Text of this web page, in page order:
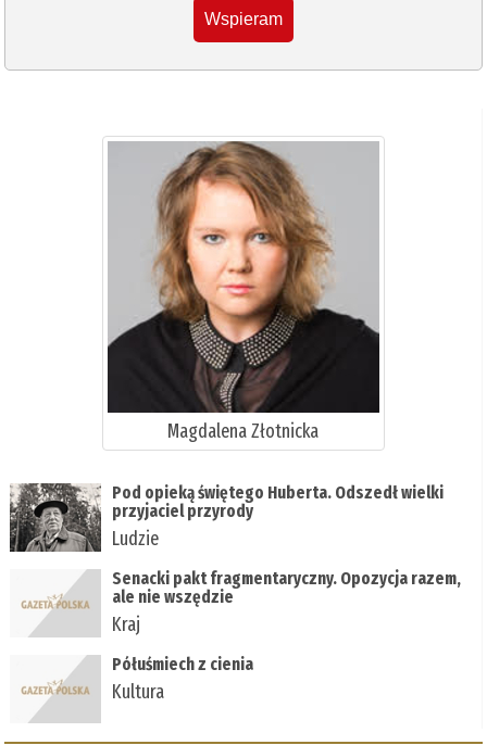
Wspieram
Magdalena Złotnicka
Pod opieką świętego Huberta. Odszedł wielki
przyjaciel przyrody
Ludzie
Senacki pakt fragmentaryczny. Opozycja razem,
ale nie wszędzie
Kraj
Półuśmiech z cienia
Kultura